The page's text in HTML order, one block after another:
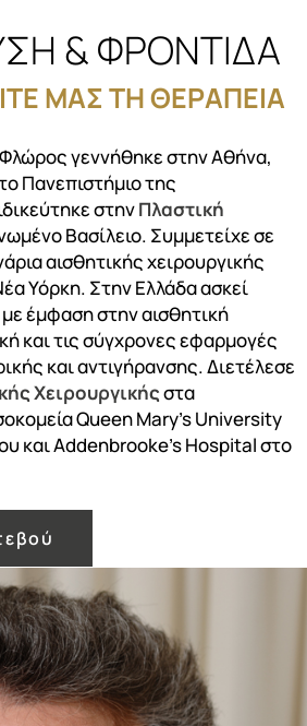
& ΦΡΟΝΤΙΔΑ
ΜΑΣ ΤΗ ΘΕΡΑΠΕΙΑ
γεννήθηκε στην Αθήνα,
Πανεπιστήμιο της
στηνΠλαστική
Βασίλειο. Συμμετείχε σε
αισθητικής χειρουργικής
Υόρκη. Στην Ελλάδα ασκεί
έμφαση στην αισθητική
και τις σύγχρονες εφαρμογές
και αντιγήρανσης. Διετέλεσε
Χειρουργικήςστα
Queen Mary’s University
και Addenbrooke’s Hospital στο